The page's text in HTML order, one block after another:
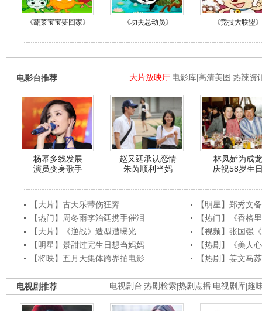
《蔬菜宝宝要回家》 《功夫总动员》 《竞技大联盟》
大片放映厅 电影库 高清美图 热辣资
电影台推荐
杨幂多线发展
演员变身歌手
赵又廷承认恋情
朱茵顺利当妈
林凤娇为成龙
庆祝58岁生
【大片】古天乐带伤狂奔
【明星】郑秀文
【热门】周冬雨李治廷携手催泪
【热门】《香格
【大片】《逆战》造型遭曝光
【视频】张国强
【明星】景甜过完生日想当妈妈
【热剧】《美人
【将映】五月天集体跨界拍电影
【热剧】姜文马
电视剧台 热剧检索 热剧点播 电视剧库 趣
电视剧推荐